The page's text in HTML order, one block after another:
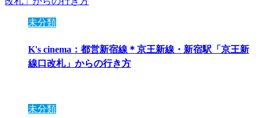
未分類
K's cinema：都営新宿線＊京王新線・新宿駅「京王新
線口改札」からの行き方
未分類